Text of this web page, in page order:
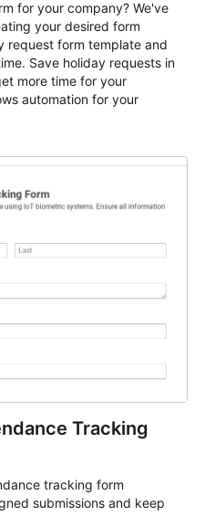
for your company? We've
your desired form
request form template and
Save holiday requests in
more time for your
automation for your
Tracking
tracking form
submissions and keep